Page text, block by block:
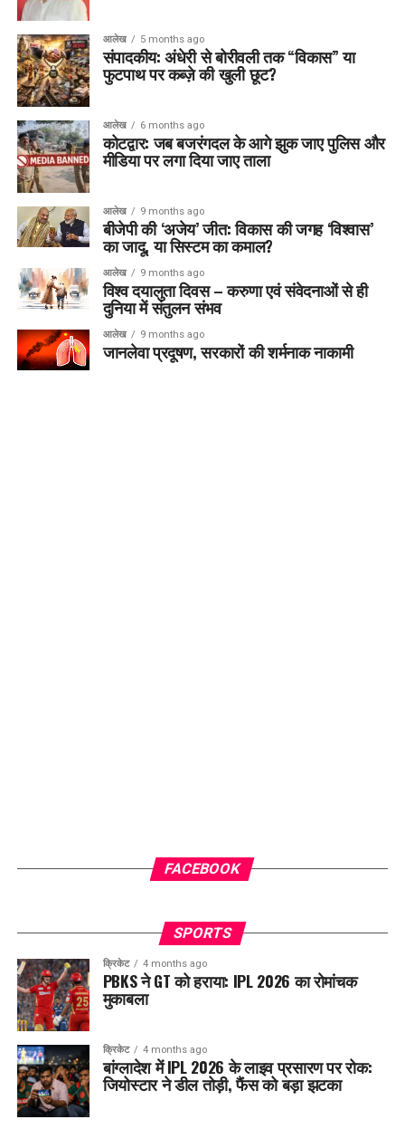
आलेख 5 months ago
संपादकीय: अंधेरी से बोरीवली तक “विकास” या
फुटपाथ पर कब्ज़े की खुली छूट?
आलेख 6 months ago
कोटद्वार: जब बजरंगदल के आगे झुक जाए पुलिस और
मीडिया पर लगा दिया जाए ताला
आलेख 9 months ago
बीजेपी की ‘अजेय’ जीत: विकास की जगह ‘विश्वास’
का जादू, या सिस्टम का कमाल?
आलेख 9 months ago
विश्व दयालुता दिवस – करुणा एवं संवेदनाओं से ही
दुनिया में संतुलन संभव
आलेख 9 months ago
जानलेवा प्रदूषण, सरकारों की शर्मनाक नाकामी
FACEBOOK
SPORTS
क्रिकेट 4 months ago
PBKS ने GT को हराया: IPL 2026 का रोमांचक
मुकाबला
क्रिकेट 4 months ago
बांग्लादेश में IPL 2026 के लाइव प्रसारण पर रोक:
जियोस्टार ने डील तोड़ी, फैंस को बड़ा झटका